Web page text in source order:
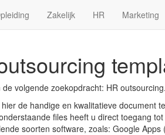
Zakelijk HR Marketing
volgende zoekopdracht: HR outsourcing.
de handige en kwalitatieve
files heeft u direct toegang
soorten software, zoals: Google